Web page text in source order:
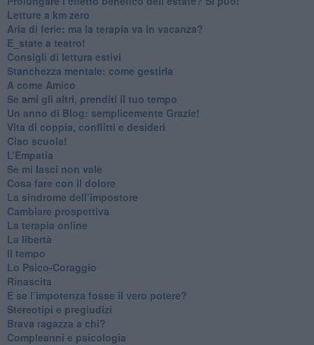
​Letture a km zero
​Aria di ferie: ma la terapia va in vacanza?
​E_state a teatro!
​Consigli di lettura estivi
​Stanchezza mentale: come gestirla
​A come Amico
​Se ami gli altri, prenditi il tuo tempo
​Un anno di Blog: semplicemente Grazie!
​Vita di coppia, conflitti e desideri
​Ciao scuola!
​L’Empatia
​Se mi lasci non vale
Cosa fare con il dolore
​La sindrome dell’impostore
​Cambiare prospettiva
La terapia online
La libertà
​Il tempo
​Lo Psico-Coraggio
Rinascita
​E se l’impotenza fosse il vero potere?
Stereotipi e pregiudizi
​Brava ragazza a chi?
​Compleanni e psicologia